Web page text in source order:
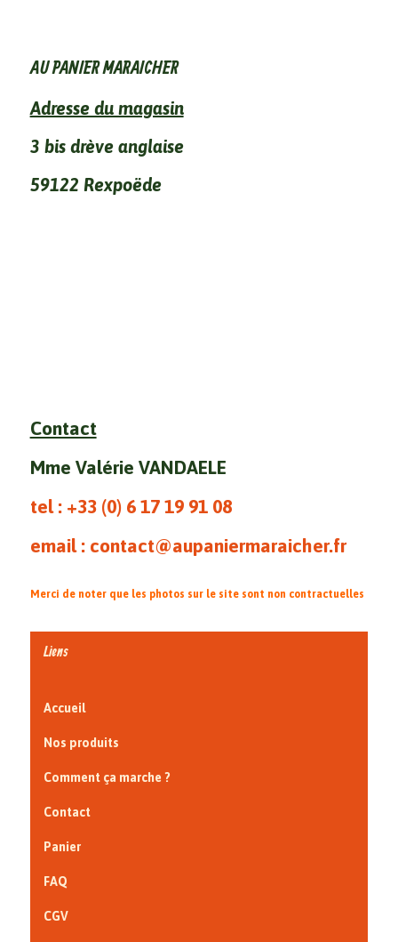
AU PANIER MARAICHER
Adresse du magasin
3 bis drève anglaise
59122 Rexpoëde
Contact
Mme Valérie VANDAELE
tel : +33 (0) 6 17 19 91 08
email : contact@aupaniermaraicher.fr
Merci de noter que les photos sur le site sont non contractuelles
Liens
Accueil
Nos produits
Comment ça marche ?
Contact
Panier
FAQ
CGV